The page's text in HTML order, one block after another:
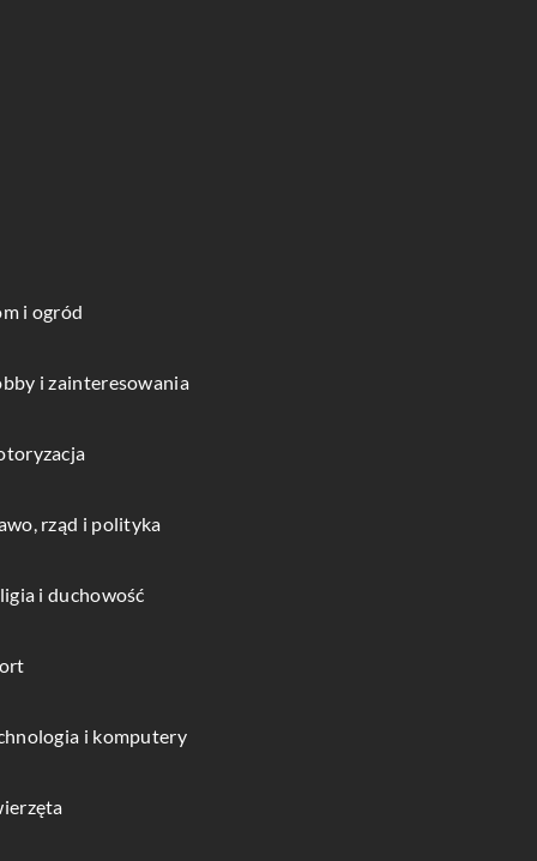
i ogród
i zainteresowania
rząd i polityka
i duchowość
i komputery